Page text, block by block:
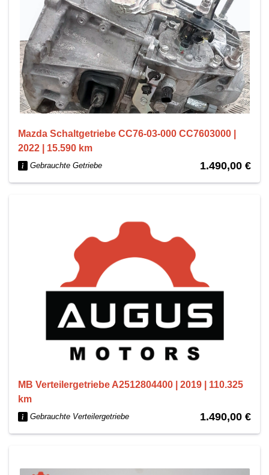
Mazda Schaltgetriebe CC76-03-000 CC7603000 |
2022 | 15.590 km
Gebrauchte Getriebe 1.490,00 €
MB Verteilergetriebe A2512804400 | 2019 | 110.325
km
Gebrauchte Verteilergetriebe 1.490,00 €